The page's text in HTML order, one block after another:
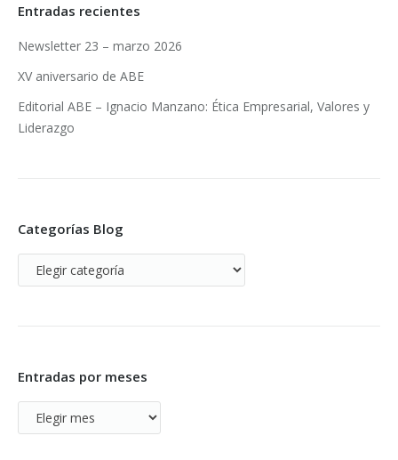
Entradas recientes
Newsletter 23 – marzo 2026
XV aniversario de ABE
Editorial ABE – Ignacio Manzano: Ética Empresarial, Valores y
Liderazgo
Categorías Blog
Categorías
Blog
Entradas por meses
Entradas
por